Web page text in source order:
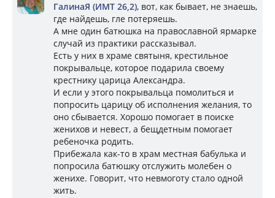
ГалинаЯ (ИМТ 26,2), вот, как бывает, не знаешь,
где найдешь, гле потеряешь.
А мне один батюшка на православной ярмарке
случай из практики рассказывал.
Есть у них в храме святыня, крестильное
покрывальце, которое подарила своему
крестнику царица Александра.
И если у этого покрывальца помолиться и
попросить царицу об исполнения желания, то
оно сбывается. Хорошо помогает в поиске
женихов и невест, а бещдетным помогает
ребеночка родить.
Прибежала как-то в храм местная бабулька и
попросила батюшку отслужить молебен о
женихе. Говорит, что невмоготу стало одной
жить.